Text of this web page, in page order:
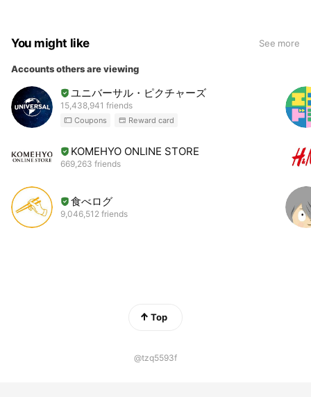
You might like See more
Accounts others are viewing
ユニバーサル・ピクチャーズ
15,438,941 friends
Coupons Reward card
KOMEHYO ONLINE STORE
669,263 friends
食べログ
9,046,512 friends
Top
@tzq5593f